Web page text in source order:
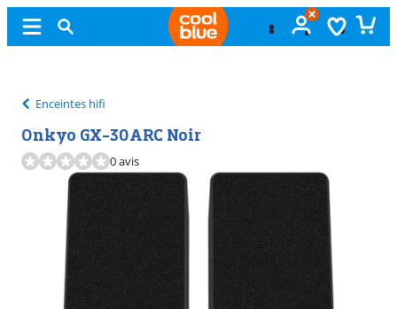
Enceintes hifi
Onkyo GX-30ARC Noir
0 avis